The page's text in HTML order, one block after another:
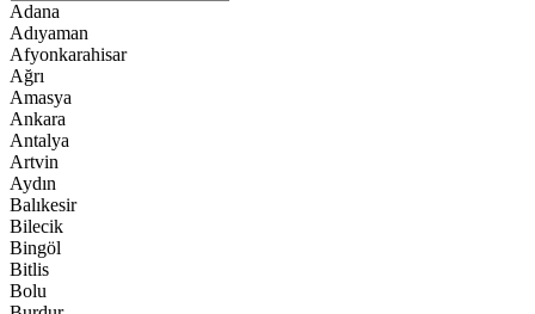
Adana
Adıyaman
Afyonkarahisar
Ağrı
Amasya
Ankara
Antalya
Artvin
Aydın
Balıkesir
Bilecik
Bingöl
Bitlis
Bolu